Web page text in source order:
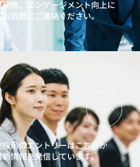
修、エンゲージメント向上に
気軽にご連絡ください。
用のエントリーはこちらか
情報を発信しています。